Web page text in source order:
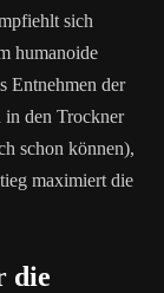
sich
humanoide
Entnehmen der
in den Trockner
schon können),
maximiert die
die